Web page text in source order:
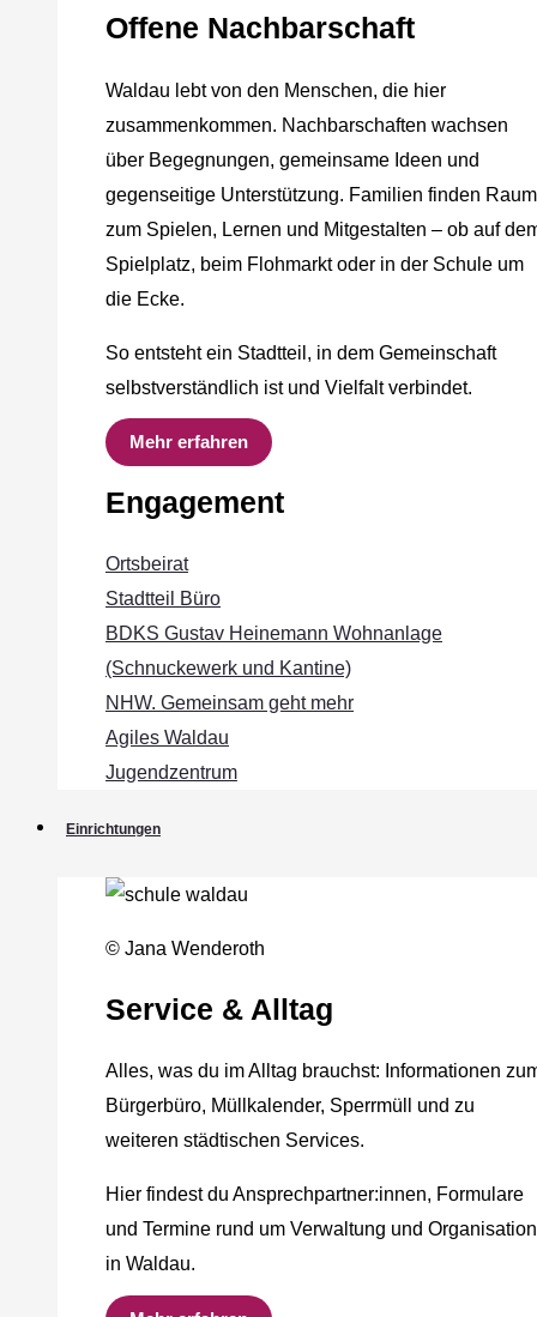
Offene Nachbarschaft
Waldau lebt von den Menschen, die hier
zusammenkommen. Nachbarschaften wachsen
über Begegnungen, gemeinsame Ideen und
gegenseitige Unterstützung. Familien finden Raum
zum Spielen, Lernen und Mitgestalten – ob auf
Spielplatz, beim Flohmarkt oder in der Schule um
die Ecke.
So entsteht ein Stadtteil, in dem Gemeinschaft
selbstverständlich ist und Vielfalt verbindet.
Mehr erfahren
Engagement
Ortsbeirat
Stadtteil Büro
BDKS Gustav Heinemann Wohnanlage
(Schnuckewerk und Kantine)
NHW. Gemeinsam geht mehr
Agiles Waldau
Jugendzentrum
Einrichtungen
© Jana Wenderoth
Service & Alltag
Alles, was du im Alltag brauchst: Informationen
Bürgerbüro, Müllkalender, Sperrmüll und zu
weiteren städtischen Services.
Hier findest du Ansprechpartner:innen, Formulare
und Termine rund um Verwaltung und Organisation
in Waldau.